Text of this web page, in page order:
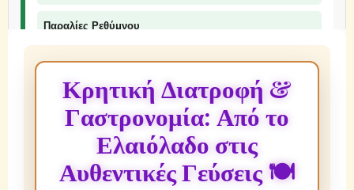
Παραλίες Ρεθύμνου
Φαράγγια Ρεθύμνου
Παραδοσιακά Προϊόντα
📞 Επικοινωνία
Κρητική Διατροφή &
Γαστρονομία: Από το
Ελαιόλαδο στις
Αυθεντικές Γεύσεις 🍽️